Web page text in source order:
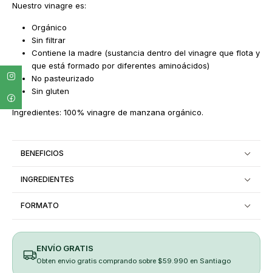
Nuestro vinagre es:
Orgánico
Sin filtrar
Contiene la madre (sustancia dentro del vinagre que flota y
que está formado por diferentes aminoácidos)
No pasteurizado
Sin gluten
Ingredientes: 100% vinagre de manzana orgánico.
BENEFICIOS
INGREDIENTES
FORMATO
ENVÍO GRATIS
Obten envio gratis comprando sobre $59.990 en Santiago